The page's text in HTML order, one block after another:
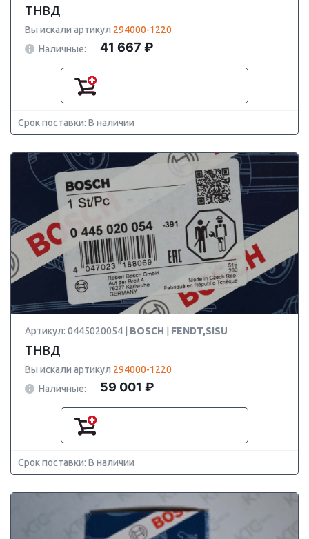
ТНВД
Вы искали артикул 294000-1220
Наличные:
41 667 ₽
Срок поставки: В наличии
Артикул: 0445020054 | BOSCH FENDT,SISU
ТНВД
Вы искали артикул 294000-1220
Наличные:
59 001 ₽
Срок поставки: В наличии